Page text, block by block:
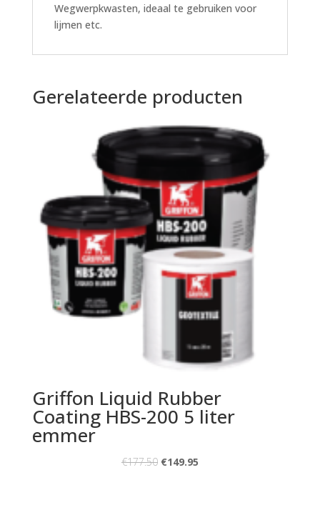
Wegwerpkwasten, ideaal te gebruiken voor
lijmen etc.
Gerelateerde producten
Griffon Liquid Rubber
Coating HBS-200 5 liter
emmer
€177.50 €149.95